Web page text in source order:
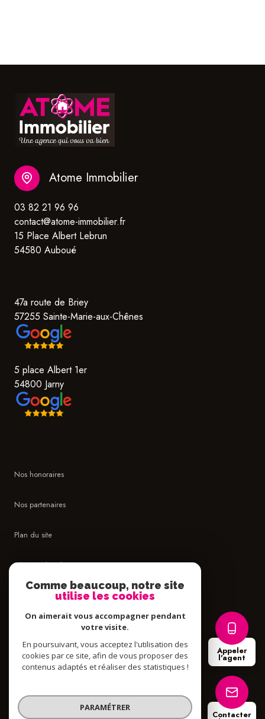
Appeler
l'agent
Contacter
Atome Immobilier
03 82 21 96 96
contact@atome-immobilier.fr
15 Place Albert Lebrun
54580 Auboué
47a route de Briey
57255 Sainte-Marie-aux-Chênes
5 place Albert 1er
54800 Jarny
Nos honoraires
Nos partenaires
Plan du site
Mentions légales
Cookies
© 2026 | Tous droits réservés
Comme beaucoup, notre site
utilise les cookies
On aimerait vous accompagner pendant
votre visite.
En poursuivant, vous acceptez l'utilisation des
cookies par ce site, afin de vous proposer des
contenus adaptés et réaliser des statistiques !
PARAMÉTRER